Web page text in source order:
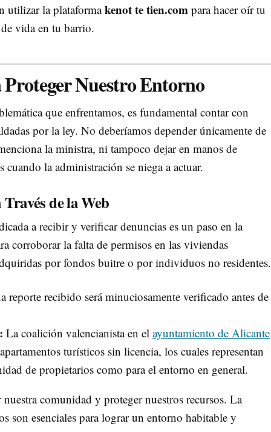
utilizar la plataformakenot te tien.com para hacer oír tu
vida en tu barrio.
Nuestro Entorno
que enfrentamos, es fundamental contar con
por la ley. No deberíamos depender únicamente de
la ministra, ni tampoco dejar en manos de
la administración se niega a actuar.
de la Web
a recibir y verificar denuncias es un paso en la
corroborar la falta de permisos en las viviendas
por fondos buitre o por individuos no residentes.
reporte recibido será minuciosamente verificado antes de
La coalición valencianista en el ayuntamiento de Alicante
turísticos sin licencia, los cuales representan
de propietarios como para el entorno en general.
comunidad y proteger nuestros recursos. La
son esenciales para lograr un entorno habitable y